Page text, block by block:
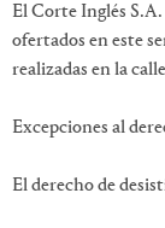
El Corte Inglés
ofertados en este
realizadas en la
Excepciones al
El derecho de